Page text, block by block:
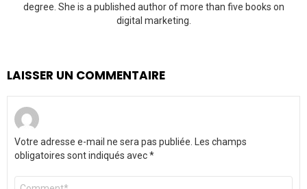
degree. She is a published author of more than five books on
digital marketing.
LAISSER UN COMMENTAIRE
Votre adresse e-mail ne sera pas publiée. Les champs
obligatoires sont indiqués avec*
Commentaire